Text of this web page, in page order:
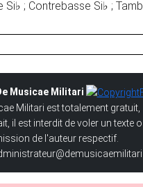
; Contrebasse Si♭ ;
Musicae Militari
Militari est totalement
il est interdit de voler un texte
de l'auteur respectif.